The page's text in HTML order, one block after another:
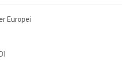
Europei
Allegato A.18 e